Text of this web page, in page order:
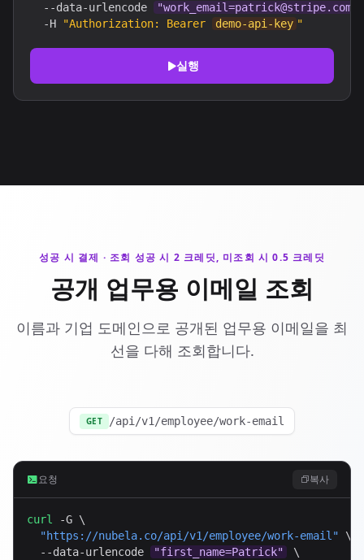
  --data-urlencode
"work_email=patrick@stripe.com"
  -H
"Authorization: Bearer demo-api-key "
실행
성공 시 결제 · 조회 성공 시 2 크레딧, 미조회 시 0.5 크레딧
공개 업무용 이메일 조회
이름과 기업 도메인으로 공개된 업무용 이메일을 최
선을 다해 조회합니다.
GET /api/v1/employee/work-email
요청 복사
curl
-G \
"https://nubela.co/api/v1/employee/work-email" \
  --data-urlencode
"first_name=Patrick"
\